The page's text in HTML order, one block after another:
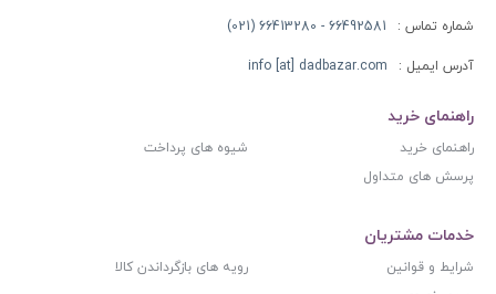
شماره تماس : 66492581 - 66413280 (021)
آدرس ایمیل : info [at] dadbazar.com
راهنمای خرید
راهنمای خرید
شیوه های پرداخت
پرسش های متداول
خدمات مشتریان
شرایط و قوانین
رویه های بازگرداندن کالا